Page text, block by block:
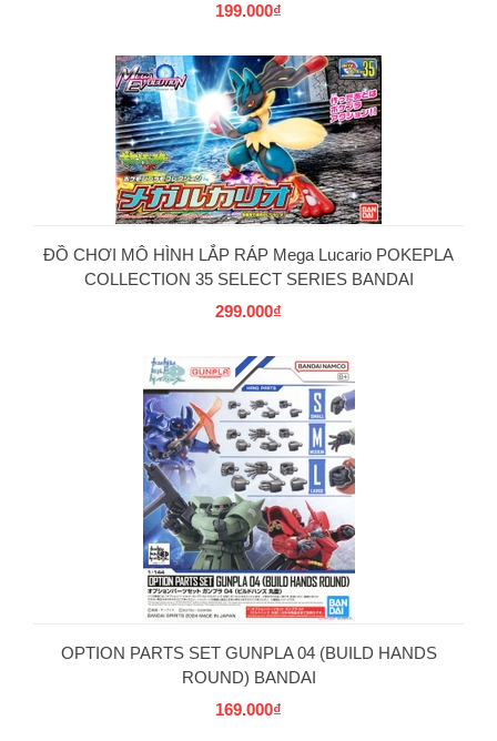
199.000₫
ĐỒ CHƠI MÔ HÌNH LẮP RÁP Mega Lucario POKEPLA
COLLECTION 35 SELECT SERIES BANDAI
299.000₫
OPTION PARTS SET GUNPLA 04 (BUILD HANDS
ROUND) BANDAI
169.000₫